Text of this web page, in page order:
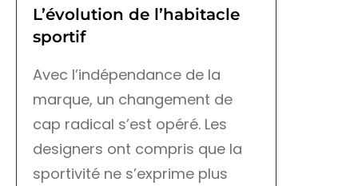
L’évolution de l’habitacle
sportif
Avec l’indépendance de la
marque, un changement de
cap radical s’est opéré. Les
designers ont compris que la
sportivité ne s’exprime plus